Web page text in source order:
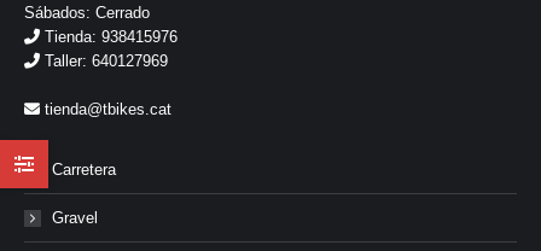
Sábados: Cerrado
Tienda: 938415976
Taller: 640127969
tienda@tbikes.cat
Carretera
Gravel